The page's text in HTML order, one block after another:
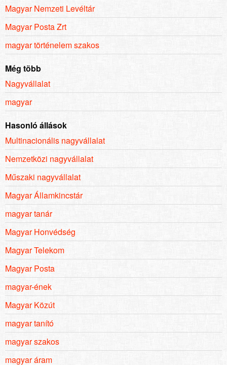
Magyar Nemzeti Levéltár
Magyar Posta Zrt
magyar történelem szakos
Még több
Nagyvállalat
magyar
Hasonló állások
Multinacionális nagyvállalat
Nemzetközi nagyvállalat
Műszaki nagyvállalat
Magyar Államkincstár
magyar tanár
Magyar Honvédség
Magyar Telekom
Magyar Posta
magyar-ének
Magyar Közút
magyar tanító
magyar szakos
magyar áram